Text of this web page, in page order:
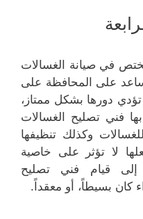
في صيانة الغسالات
على المحافظة على
دورها بشكل ممتاز،
فني تصليح الغسالات
وكذلك تنظيفها
لا تؤثر على خاصية
إلى قيام فني تصليح
كان بسيطاً، أو معقداً.